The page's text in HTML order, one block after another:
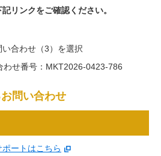
リンクをご確認ください。
合わせ（3）を選択
わせ番号：MKT2026-0423-786
問い合わせ
ートはこちら